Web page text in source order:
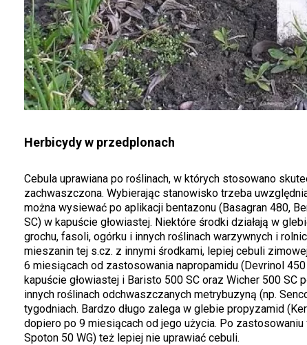
Herbicydy w przedplonach
Cebula uprawiana po roślinach, w których stosowano
zachwaszczona. Wybierając stanowisko trzeba
można wysiewać po aplikacji bentazonu (Basagran 480,
SC) w kapuście głowiastej. Niektóre środki działają w
grochu, fasoli, ogórku i innych roślinach warzywnych i
mieszanin tej s.cz. z innymi środkami, lepiej cebuli
6 miesiącach od zastosowania napropamidu (Devrinol
kapuście głowiastej i Baristo 500 SC oraz Wicher 500
innych roślinach odchwaszczanych metrybuzyną (np.
tygodniach. Bardzo długo zalega w glebie propyzamid
dopiero po 9 miesiącach od jego użycia. Po zastosowaniu
Spoton 50 WG) też lepiej nie uprawiać cebuli.